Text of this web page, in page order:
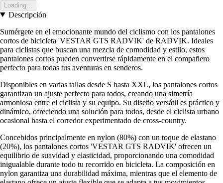
Loading...
Descripción
Sumérgete en el emocionante mundo del ciclismo con los pantalones
cortos de bicicleta 'VESTAR GTS RADVIK' de RADVIK. Ideales
para ciclistas que buscan una mezcla de comodidad y estilo, estos
pantalones cortos pueden convertirse rápidamente en el compañero
perfecto para todas tus aventuras en senderos.
Disponibles en varias tallas desde S hasta XXL, los pantalones cortos
garantizan un ajuste perfecto para todos, creando una simetría
armoniosa entre el ciclista y su equipo. Su diseño versátil es práctico y
dinámico, ofreciendo una solución para todos, desde el ciclista urbano
ocasional hasta el corredor experimentado de cross-country.
Concebidos principalmente en nylon (80%) con un toque de elastano
(20%), los pantalones cortos 'VESTAR GTS RADVIK' ofrecen un
equilibrio de suavidad y elasticidad, proporcionando una comodidad
inigualable durante todo tu recorrido en bicicleta. La composición en
nylon garantiza una durabilidad máxima, mientras que el elemento de